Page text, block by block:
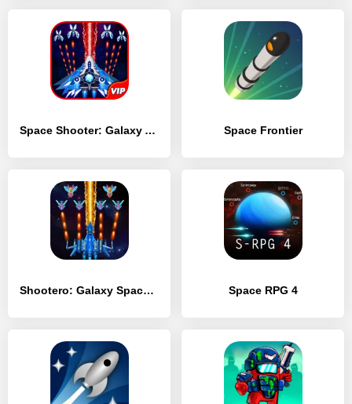
Space Shooter: Galaxy Attack (Premium) Space Frontier
Shootero: Galaxy Space Shooter Space RPG 4